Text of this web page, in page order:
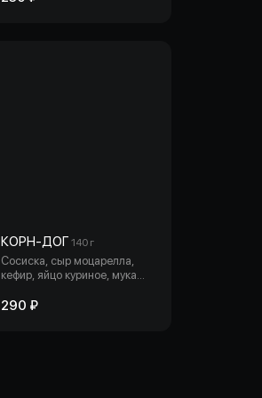
КОРН-ДОГ 140 г
Сосиска, сыр моцарелла,
кефир, яйцо куриное, мука
сухари панировочные,
290 ₽